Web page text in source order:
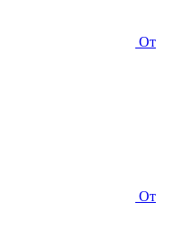
От
От